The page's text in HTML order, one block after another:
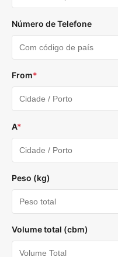
Número de Telefone
From*
A*
Peso (kg)
Volume total (cbm)